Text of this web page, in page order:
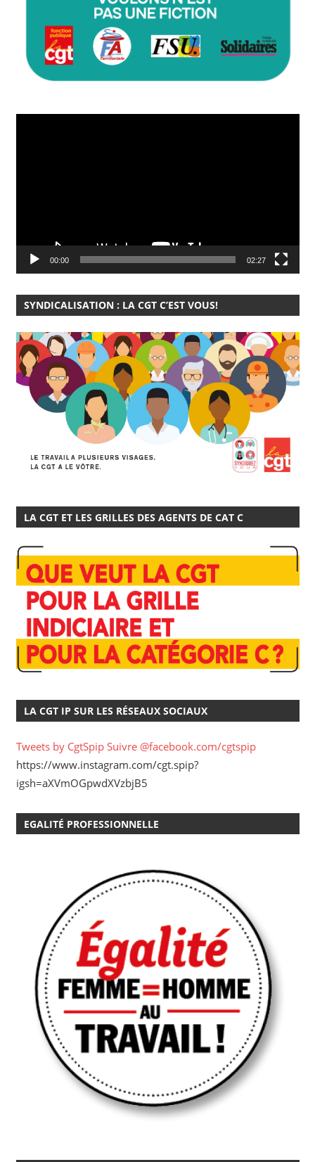
00:00 02:27
SYNDICALISATION : LA CGT C’EST VOUS!
LA CGT ET LES GRILLES DES AGENTS DE CAT C
LA CGT IP SUR LES RÉSEAUX SOCIAUX
Tweets by CgtSpip Suivre @facebook.com/cgtspip
https://www.instagram.com/cgt.spip?
igsh=aXVmOGpwdXVzbjB5
EGALITÉ PROFESSIONNELLE